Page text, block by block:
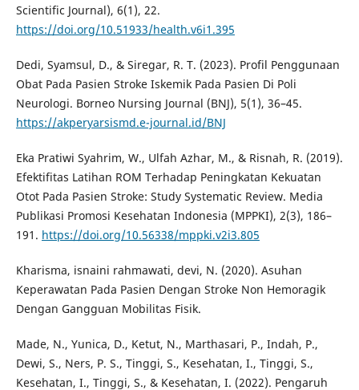
Scientific Journal), 6(1), 22.
https://doi.org/10.51933/health.v6i1.395
Dedi, Syamsul, D., & Siregar, R. T. (2023). Profil Penggunaan
Obat Pada Pasien Stroke Iskemik Pada Pasien Di Poli
Neurologi. Borneo Nursing Journal (BNJ), 5(1), 36–45.
https://akperyarsismd.e-journal.id/BNJ
Eka Pratiwi Syahrim, W., Ulfah Azhar, M., & Risnah, R. (2019).
Efektifitas Latihan ROM Terhadap Peningkatan Kekuatan
Otot Pada Pasien Stroke: Study Systematic Review. Media
Publikasi Promosi Kesehatan Indonesia (MPPKI), 2(3), 186–
191. https://doi.org/10.56338/mppki.v2i3.805
Kharisma, isnaini rahmawati, devi, N. (2020). Asuhan
Keperawatan Pada Pasien Dengan Stroke Non Hemoragik
Dengan Gangguan Mobilitas Fisik.
Made, N., Yunica, D., Ketut, N., Marthasari, P., Indah, P.,
Dewi, S., Ners, P. S., Tinggi, S., Kesehatan, I., Tinggi, S.,
Kesehatan, I., Tinggi, S., & Kesehatan, I. (2022). Pengaruh